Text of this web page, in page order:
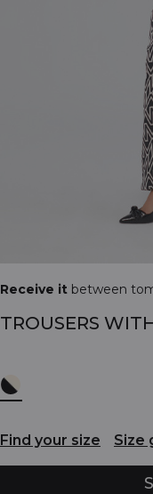
Receive it between
TROUSERS
Find your size Size